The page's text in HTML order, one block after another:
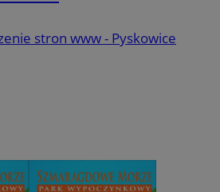
stron www - Pyskowice